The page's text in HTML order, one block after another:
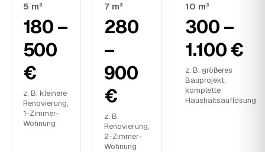
5 m³
180 –
500
€
z. B. kleinere
Renovierung,
1-Zimmer-
Wohnung
7 m³
280
–
900
€
z. B.
Renovierung,
2-Zimmer-
Wohnung
10 m³
300 –
1.100 €
z. B. größeres
Bauprojekt,
komplette
Haushaltsauflösung